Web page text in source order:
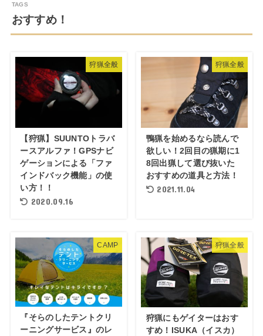
おすすめ！
狩猟全般
【狩猟】SUUNTOトラバ
ースアルファ！GPSナビ
ゲーションによる「ファ
インドバック機能」の使
い方！！
2020.09.16
狩猟全般
鴨猟を始めるなら読んで
欲しい！2回目の猟期に1
8回出猟して選び抜いた
おすすめの道具と方法！
2021.11.04
CAMP
『そらのしたテントクリ
ーニングサービス』のレ
狩猟全般
狩猟にもゲイターはおす
すめ！ISUKA（イスカ）